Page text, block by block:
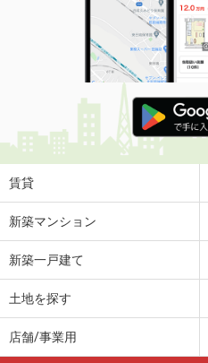
賃貸
新築マンション
新築一戸建て
土地を探す
店舗/事業用